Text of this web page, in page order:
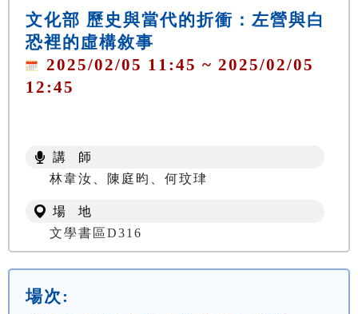
文化部 歷史與當代的折衝：左營與白
恐裡的虛構敘事
2025/02/05 11:45 ~ 2025/02/05
12:45
講 師
林韋汝、陳庭昀、何玟珒
場 地
文學書區D316
場次: